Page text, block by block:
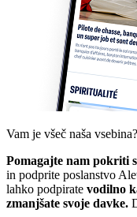
Vam je všeč naša vsebina?
Pomagajte nam pokriti
in podprite poslanstvo
lahko podpirate vodilno
zmanjšate svoje davke.